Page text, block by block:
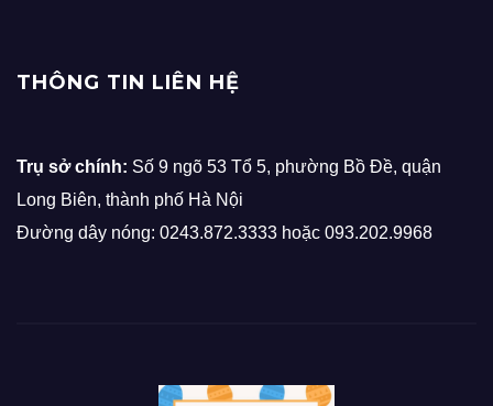
THÔNG TIN LIÊN HỆ
Trụ sở chính: Số 9 ngõ 53 Tổ 5, phường Bồ Đề, quận
Long Biên, thành phố Hà Nội
Đường dây nóng: 0243.872.3333 hoặc 093.202.9968